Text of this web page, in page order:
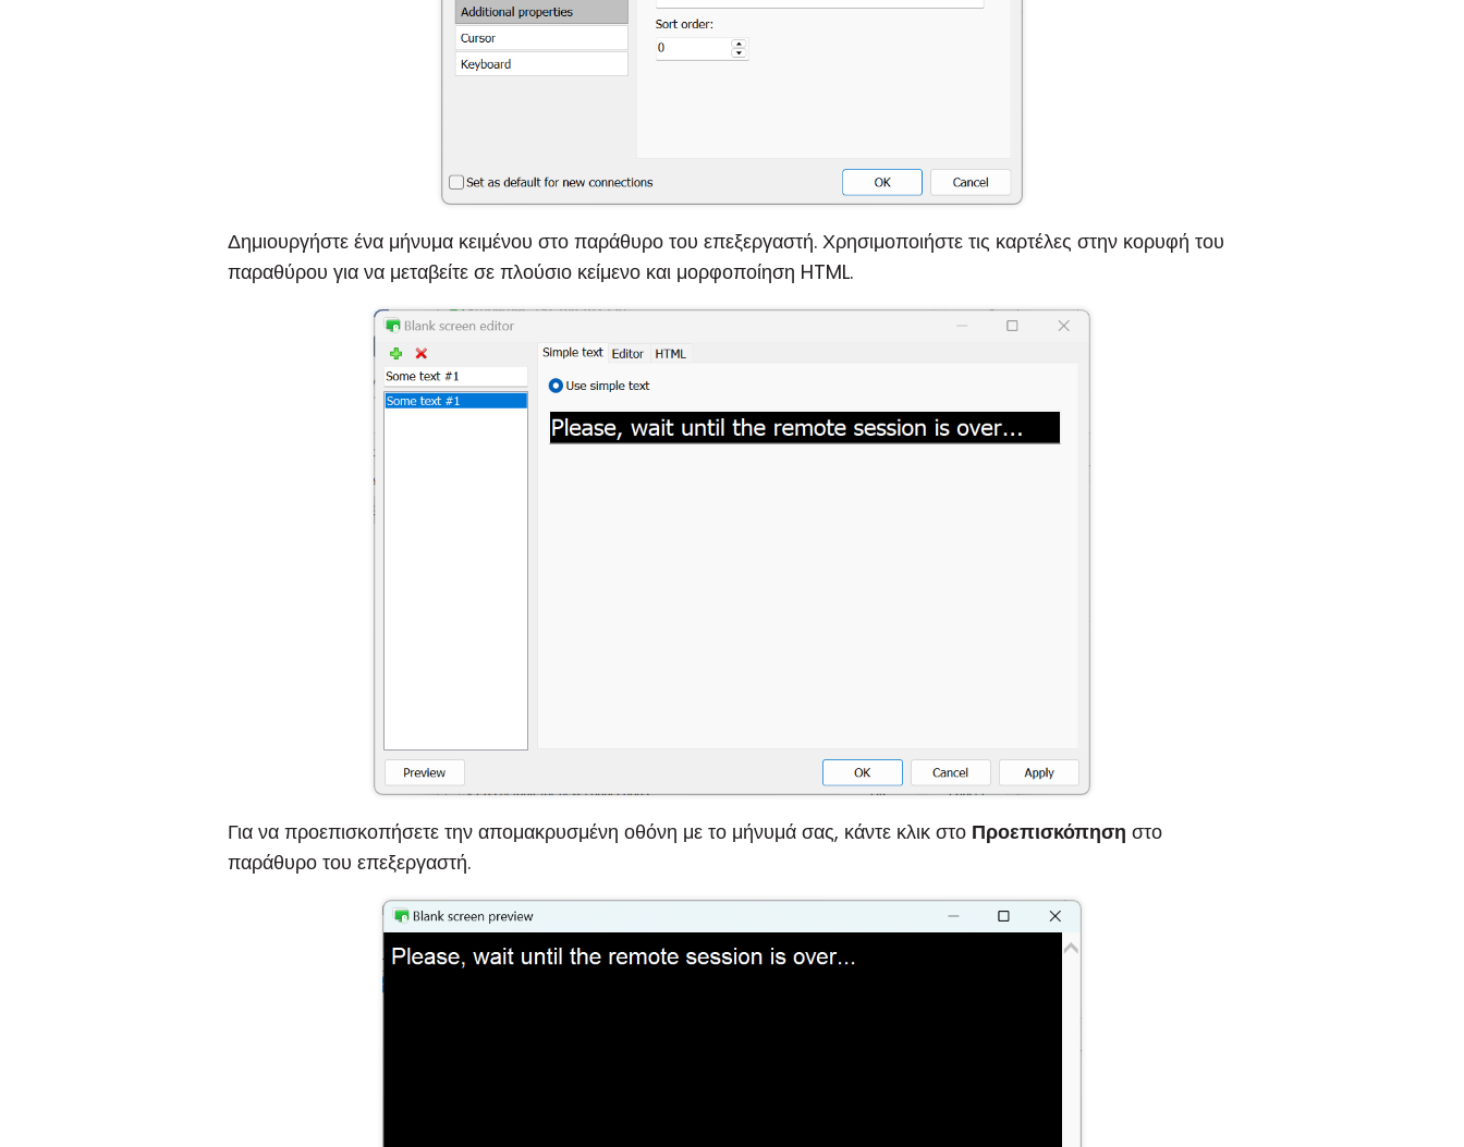
Δημιουργήστε ένα μήνυμα κειμένου στο παράθυρο του επεξεργαστή. Χρησιμοποιήστε τις καρτέλες στην κορυφή του
παραθύρου για να μεταβείτε σε πλούσιο κείμενο και μορφοποίηση HTML.
Για να προεπισκοπήσετε την απομακρυσμένη οθόνη με το μήνυμά σας, κάντε κλικ στο Προεπισκόπηση στο
παράθυρο του επεξεργαστή.